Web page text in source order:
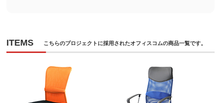
ITEMS こちらのプロジェクトに採用されたオフィスコムの商品一覧です。